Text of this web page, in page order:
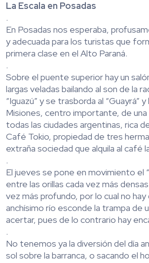
La Escala en Posadas
.
En Posadas nos esperaba,
y adecuada para los turistas que
primera clase en el Alto Paraná.
.
Sobre el puente superior hay un
largas veladas bailando al son de la
“Iguazú” y se trasborda al
Misiones, centro importante, de
todas las ciudades argentinas, rica
Café Tokio, propiedad de tres
extraña sociedad que alquila al café
.
El jueves se pone en movimiento el
entre las orillas cada vez más
vez más profundo, por lo cual no
anchísimo río esconde la trampa de
acertar, pues de lo contrario hay
.
No tenemos ya la diversión del día
sol sobre la barranca, o sacando el